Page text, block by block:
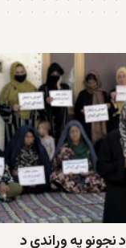
په وړاندې د